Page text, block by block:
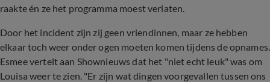
raakte én ze het programma moest verlaten.
Door het incident zijn zij geen vriendinnen, maar ze hebben
elkaar toch weer onder ogen moeten komen tijdens de opnames.
Esmee vertelt aan Shownieuws dat het "niet echt leuk" was om
Louisa weer te zien. "Er zijn wat dingen voorgevallen tussen ons